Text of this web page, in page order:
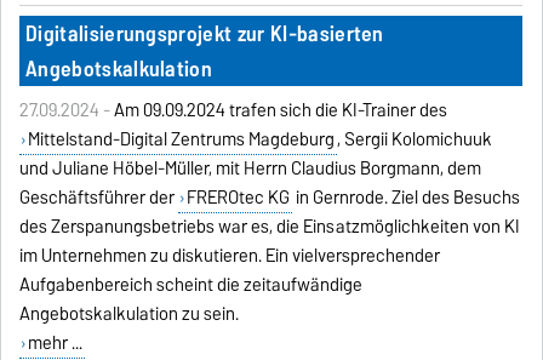
Digitalisierungsprojekt zur KI-basierten
Angebotskalkulation
27.09.2024 -Am 09.09.2024 trafen sich die KI-Trainer des
Mittelstand-Digital Zentrums Magdeburg, Sergii Kolomichuuk
und Juliane Höbel-Müller, mit Herrn Claudius Borgmann, dem
Geschäftsführer der FREROtec KG in Gernrode. Ziel des Besuchs
des Zerspanungsbetriebs war es, die Einsatzmöglichkeiten von KI
im Unternehmen zu diskutieren. Ein vielversprechender
Aufgabenbereich scheint die zeitaufwändige
Angebotskalkulation zu sein.
mehr ...